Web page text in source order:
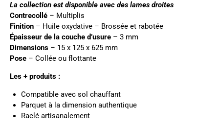
La collection est disponible avec des lames droites
Contrecollé – Multiplis
Finition – Huile oxydative – Brossée et rabotée
Épaisseur de la couche d’usure – 3 mm
Dimensions – 15 x 125 x 625 mm
Pose – Collée ou flottante
Les + produits :
Compatible avec sol chauffant
Parquet à la dimension authentique
Raclé artisanalement